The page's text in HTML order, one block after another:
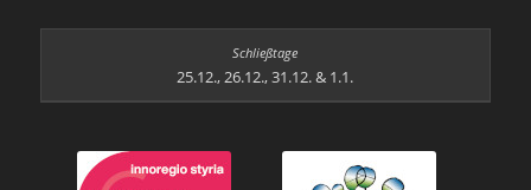
25.12., 26.12., 31.12. & 1.1.